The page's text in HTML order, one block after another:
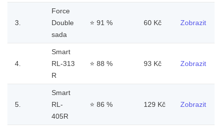
3.
Force
Double
sada
⭐ 91 % 60 Kč Zobrazit
4.
Smart
RL-313
R
⭐ 88 % 93 Kč Zobrazit
5.
Smart
RL-
405R
⭐ 86 % 129 Kč Zobrazit